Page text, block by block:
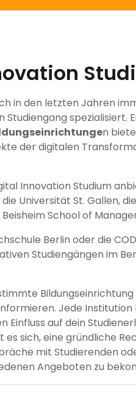
in den letzten Jahren
spezialisiert.
n
der digitalen
Innovation Studium
Universität St. Gallen,
School of
Berlin oder die
Studiengängen im
Jede
auf dein
sich, eine gründliche
mit Studierenden
Angeboten zu